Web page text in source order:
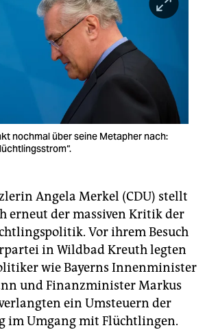
nochmal über seine Metapher nach:
Angela Merkel (CDU) stellt
erneut der massiven Kritik der
Vor ihrem Besuch
in Wildbad Kreuth legten
wie Bayerns Innenminister
und Finanzminister Markus
ein Umsteuern der
im Umgang mit Flüchtlingen.